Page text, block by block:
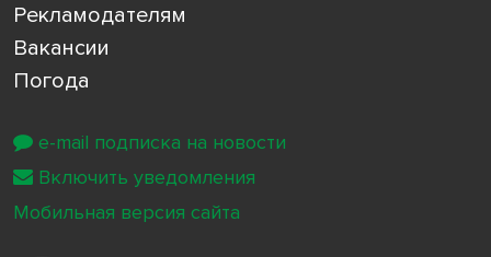
Рекламодателям
Вакансии
Погода
e-mail подписка на новости
Включить уведомления
Мобильная версия сайта